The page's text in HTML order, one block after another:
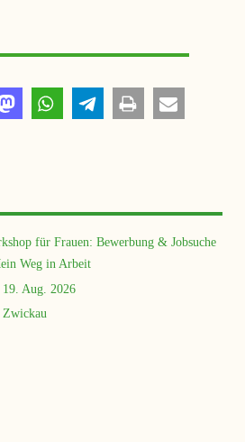
für Frauen: Bewerbung & Jobsuche
Weg in Arbeit
19. Aug. 2026
Zwickau